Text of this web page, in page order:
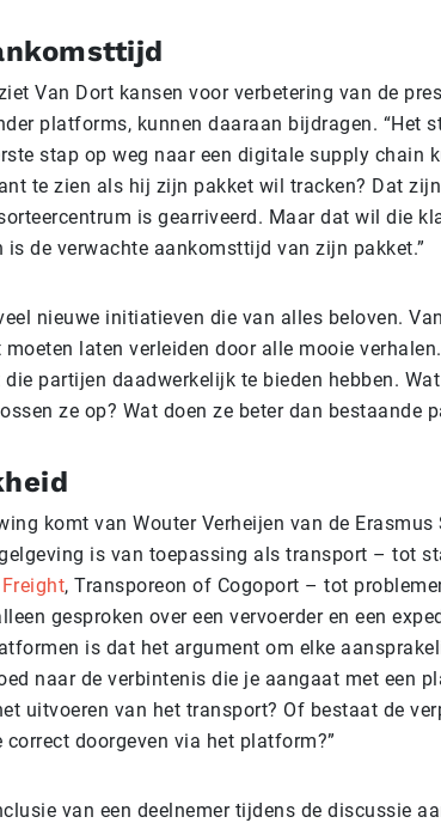
Van Dort kansen voor verbetering van de
platforms, kunnen daaraan bijdragen. “Het
stap op weg naar een digitale supply chain
te zien als hij zijn pakket wil tracken? Dat
is gearriveerd. Maar dat wil die
de verwachte aankomsttijd van zijn pakket.”
nieuwe initiatieven die van alles beloven.
laten verleiden door alle mooie
partijen daadwerkelijk te bieden hebben.
ze op? Wat doen ze beter dan bestaande
komt van Wouter Verheijen van de
is van toepassing als transport – tot
, Transporeon of Cogoport – tot
gesproken over een vervoerder en een
is dat het argument om elke
naar de verbintenis die je aangaat met een
uitvoeren van het transport? Of bestaat de
doorgeven via het platform?”
van een deelnemer tijdens de discussie